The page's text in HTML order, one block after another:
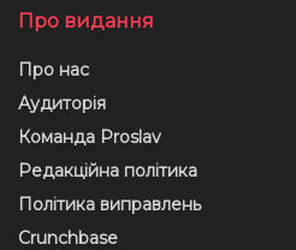
Про видання
Про нас
Аудиторія
Команда Proslav
Редакційна політика
Політика виправлень
Crunchbase